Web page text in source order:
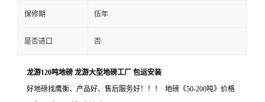
保修期 伍年
是否进口 否
龙游120吨地磅 龙游大型地磅工厂 包运安装
好地磅找鹰衡、产品好、售后服务好！！！ 地磅《50-200吨》价格